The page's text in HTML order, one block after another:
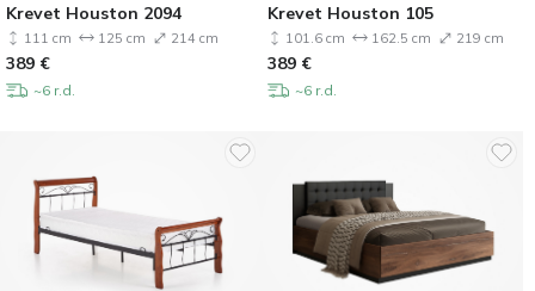
Krevet Houston 2094
111 cm 125 cm 214 cm
389 €
~6 r.d.
Krevet Houston 105
101.6 cm 162.5 cm 219 cm
389 €
~6 r.d.